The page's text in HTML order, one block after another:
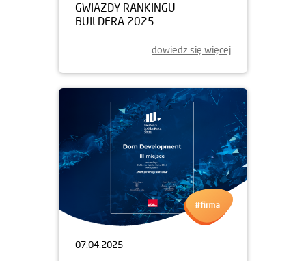
GWIAZDY RANKINGU
BUILDERA 2025
dowiedz się więcej
07.04.2025